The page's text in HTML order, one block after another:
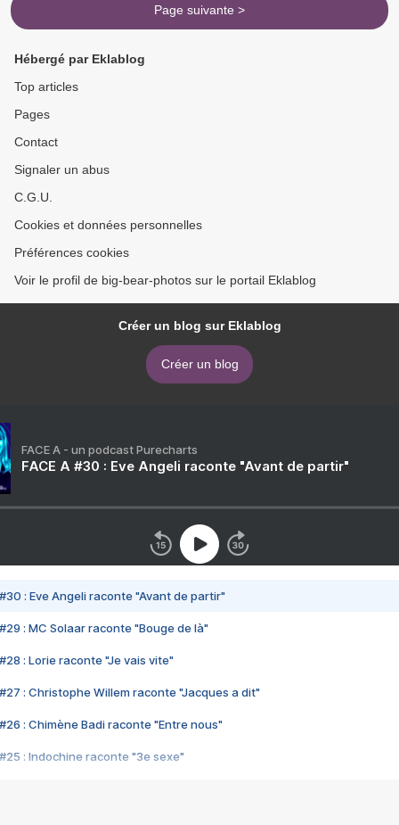
Page suivante >
Hébergé par Eklablog
Top articles
Pages
Contact
Signaler un abus
C.G.U.
Cookies et données personnelles
Préférences cookies
Voir le profil de big-bear-photos sur le portail Eklablog
Créer un blog sur Eklablog
Créer un blog
FACE A - un podcast Purecharts
FACE A #30 : Eve Angeli raconte "Avant de partir"
#30 : Eve Angeli raconte "Avant de partir"
#29 : MC Solaar raconte "Bouge de là"
#28 : Lorie raconte "Je vais vite"
#27 : Christophe Willem raconte "Jacques a dit"
#26 : Chimène Badi raconte "Entre nous"
#25 : Indochine raconte "3e sexe"